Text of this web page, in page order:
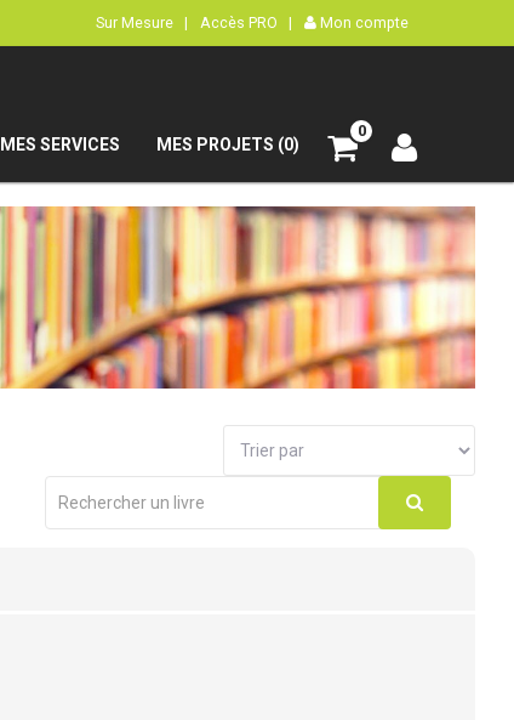
Sur Mesure | Accès PRO | Mon compte
MES SERVICES MES PROJETS (0)
0